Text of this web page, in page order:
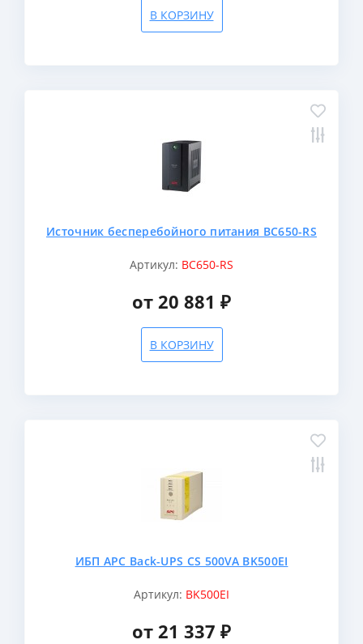
В КОРЗИНУ
Источник бесперебойного питания BC650-RS
Артикул: BC650-RS
от 20 881 ₽
В КОРЗИНУ
ИБП APC Back-UPS CS 500VA BK500EI
Артикул: BK500EI
от 21 337 ₽